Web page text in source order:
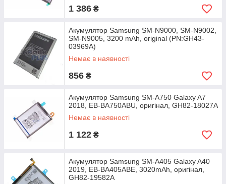
1 386 ₴
Акумулятор Samsung SM-N9000, SM-N9002,
SM-N9005, 3200 mAh, original (PN:GH43-
03969A)
Немає в наявності
856 ₴
Акумулятор Samsung SM-A750 Galaxy A7
2018, EB-BA750ABU, оригінал, GH82-18027A
Немає в наявності
1 122 ₴
Акумулятор Samsung SM-A405 Galaxy A40
2019, EB-BA405ABE, 3020mAh, оригінал,
GH82-19582A